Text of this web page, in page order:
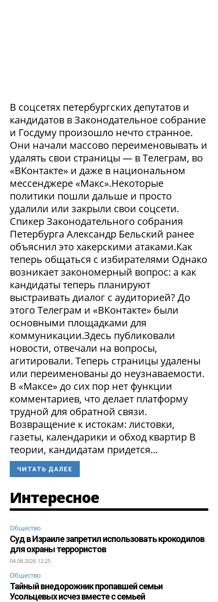
В соцсетях петербургских депутатов и
кандидатов в Законодательное собрание
и Госдуму произошло нечто странное.
Они начали массово переименовывать и
удалять свои страницы — в Телеграм, во
«ВКонтакте» и даже в национальном
мессенджере «Макс».Некоторые
политики пошли дальше и просто
удалили или закрыли свои соцсети.
Спикер Законодательного собрания
Петербурга Александр Бельский ранее
объяснил это хакерскими атаками.Как
теперь общаться с избирателями Однако
возникает закономерный вопрос: а как
кандидаты теперь планируют
выстраивать диалог с аудиторией? До
этого Телеграм и «ВКонтакте» были
основными площадками для
коммуникации.Здесь публиковали
новости, отвечали на вопросы,
агитировали. Теперь страницы удалены
или переименованы до неузнаваемости.
В «Максе» до сих пор нет функции
комментариев, что делает платформу
трудной для обратной связи.
Возвращение к истокам: листовки,
газеты, календарики и обход квартир В
теории, кандидатам придется...
ЧИТАТЬ ДАЛЕЕ
Интересное
Общество
Суд в Израиле запретил использовать крокодилов
для охраны террористов
04.08.2026 12:25
Общество
Тайный внедорожник пропавшей семьи
Усольцевых исчез вместе с семьей